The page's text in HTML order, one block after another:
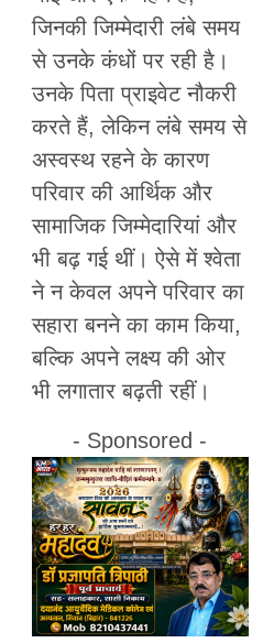
जिनकी जिम्मेदारी लंबे समय
से उनके कंधों पर रही है।
उनके पिता प्राइवेट नौकरी
करते हैं, लेकिन लंबे समय से
अस्वस्थ रहने के कारण
परिवार की आर्थिक और
सामाजिक जिम्मेदारियां और
भी बढ़ गई थीं। ऐसे में श्वेता
ने न केवल अपने परिवार का
सहारा बनने का काम किया,
बल्कि अपने लक्ष्य की ओर
भी लगातार बढ़ती रहीं।
- Sponsored -